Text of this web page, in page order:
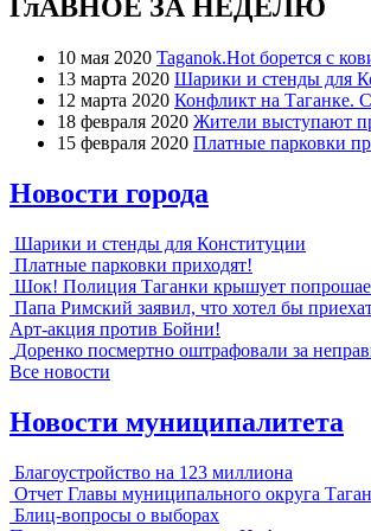
ГлАВНОЕ ЗА НЕДЕЛЮ
10 мая 2020 Taganok.Hot борется с
13 марта 2020 Шарики и стенды для
12 марта 2020 Конфликт на Таганке.
18 февраля 2020 Жители выступают
15 февраля 2020 Платные парковки
Новости города
Шарики и стенды для Конституции
Платные парковки приходят!
Шок! Полиция Таганки крышует
Папа Римский заявил, что хотел бы
Арт-акция против Бойни!
Доренко посмертно оштрафовали за
Все новости
Новости муниципалитета
Благоустройство на 123 миллиона
Отчет Главы муниципального округа
Блиц-вопросы о выборах